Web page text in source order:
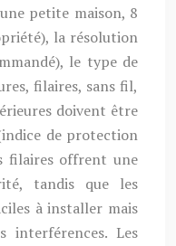
petite maison, 8
la résolution
le type de
filaires, sans fil,
doivent être
de protection
filaires offrent une
tandis que les
à installer mais
interférences. Les